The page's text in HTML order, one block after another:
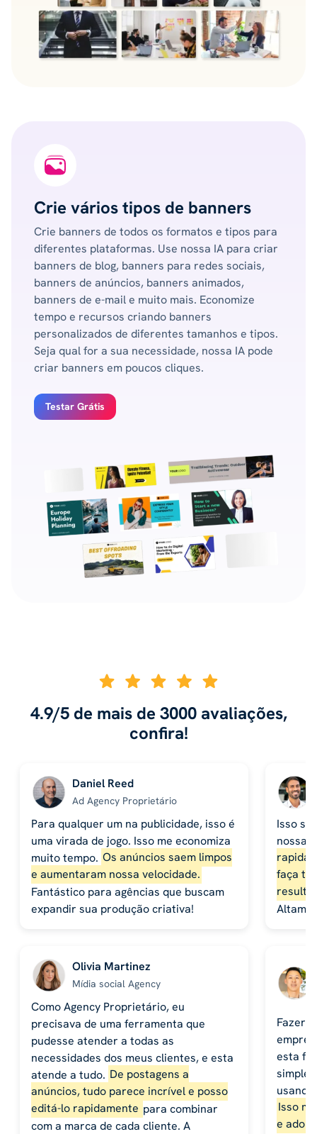
Crie vários tipos de banners
Crie banners de todos os formatos e tipos para
diferentes plataformas. Use nossa IA para criar
banners de blog, banners para redes sociais,
banners de anúncios, banners animados,
banners de e-mail e muito mais. Economize
tempo e recursos criando banners
personalizados de diferentes tamanhos e tipos.
Seja qual for a sua necessidade, nossa IA pode
criar banners em poucos cliques.
Testar Grátis
4.9/5 de mais de 3000 avaliações,
confira!
Daniel Reed
Ad Agency Proprietário
Para qualquer um na publicidade, isso é
uma virada de jogo. Isso me economiza
muito tempo. Os anúncios saem limpos
e aumentaram nossa velocidade.
Fantástico para agências que buscam
expandir sua produção criativa!
Olivia Martinez
Mídia social Agency
Como Agency Proprietário, eu
precisava de uma ferramenta que
pudesse atender a todas as
necessidades dos meus clientes, e esta
atende a tudo. De postagens a
anúncios, tudo parece incrível e posso
editá-lo rapidamente para combinar
com a marca de cada cliente. A
Isso se
nossa
faça
Fazer
esta
Isso
e